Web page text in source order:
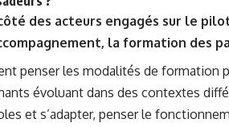
des acteurs engagés sur le
la formation des
penser les modalités de formation
évoluant dans des contextes
et s’adapter, penser le